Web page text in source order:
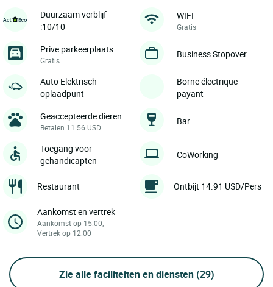
Duurzaam verblijf
:10/10
WIFI
Gratis
Prive parkeerplaats
Gratis
Business Stopover
Auto Elektrisch
oplaadpunt
Borne électrique
payant
Geaccepteerde dieren
Betalen 11.56 USD
Bar
Toegang voor
gehandicapten
CoWorking
Restaurant Ontbijt 14.91 USD/Pers
Aankomst en vertrek
Aankomst op 15:00,
Vertrek op 12:00
Zie alle faciliteiten en diensten (29)